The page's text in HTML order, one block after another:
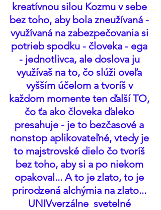
kreatívnou silou Kozmu v sebe
bez toho, aby bola zneužívaná -
využívaná na zabezpečovania si
potrieb spodku - človeka - ega
- jednotlivca, ale doslova ju
využívaš na to, čo slúži oveľa
vyšším účelom a tvoríš v
každom momente ten ďalší TO,
čo ťa ako človeka ďaleko
presahuje - je to bezčasové a
nonstop aplikovateľné, vtedy je
to majstrovské dielo čo tvoríš
bez toho, aby si a po niekom
opakoval... A to je zlato, to je
prirodzená alchýmia na zlato...
UNIVverzálne  svetelné